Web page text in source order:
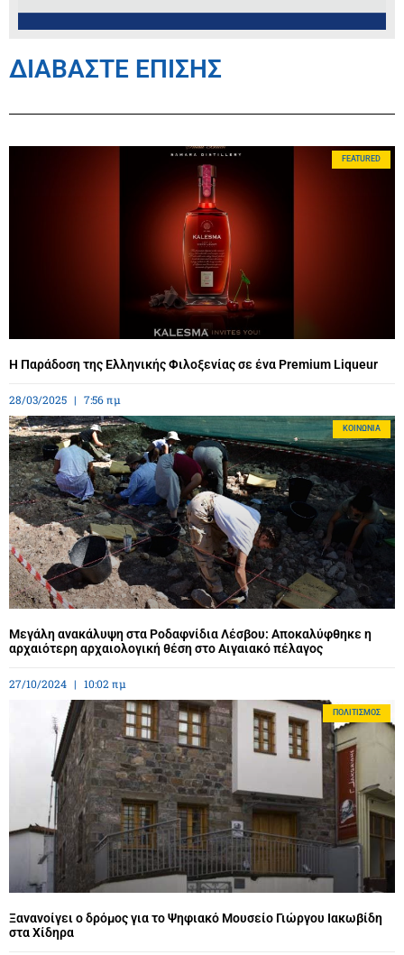
ΔΙΑΒΑΣΤΕ ΕΠΙΣΗΣ
FEATURED
Η Παράδοση της Ελληνικής Φιλοξενίας σε ένα Premium Liqueur
28/03/2025 7:56 πμ
ΚΟΙΝΩΝΊΑ
Μεγάλη ανακάλυψη στα Ροδαφνίδια Λέσβου: Αποκαλύφθηκε η
αρχαιότερη αρχαιολογική θέση στο Αιγαιακό πέλαγος
27/10/2024 10:02 πμ
ΠΟΛΙΤΙΣΜΌΣ
Ξανανοίγει ο δρόμος για το Ψηφιακό Μουσείο Γιώργου Ιακωβίδη
στα Χίδηρα